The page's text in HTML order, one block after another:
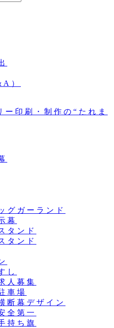
）
グガーランド
幕
タンド
タンド
し
人募集
車場
断幕デザイン
全第一
持ち旗